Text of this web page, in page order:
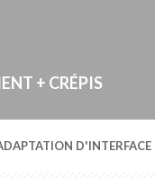
+ CRÉPIS
D'INTERFACE